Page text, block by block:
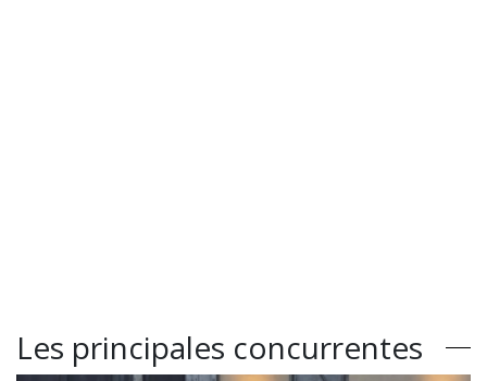
Les principales concurrentes